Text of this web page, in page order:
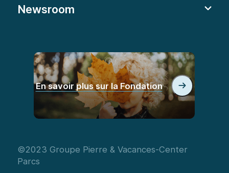
Newsroom
En savoir plus sur la Fondation
©2023 Groupe Pierre & Vacances-Center
Parcs